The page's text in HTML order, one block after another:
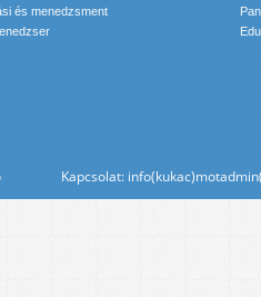
és menedzsment
Kapcsolat: